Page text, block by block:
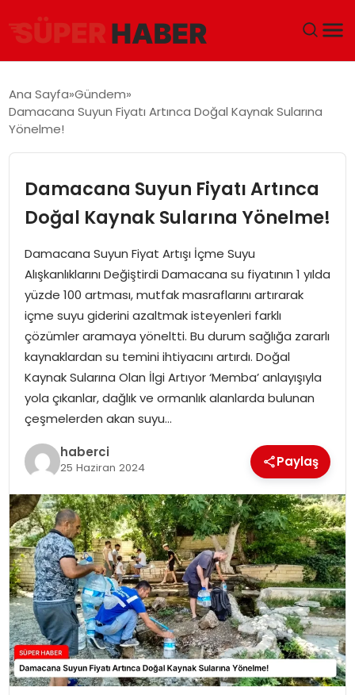
GÜNDEM
MAGAZIN
SAĞLIK
SIYASET
SPOR
TEKNOLOJI
YAŞAM
Ana Sayfa Gündem
Damacana Suyun Fiyatı Artınca Doğal Kaynak Sularına
Yönelme!
Damacana Suyun Fiyatı Artınca
Doğal Kaynak Sularına Yönelme!
Damacana Suyun Fiyat Artışı İçme Suyu
Alışkanlıklarını Değiştirdi Damacana su fiyatının 1 yılda
yüzde 100 artması, mutfak masraflarını artırarak
içme suyu giderini azaltmak isteyenleri farklı
çözümler aramaya yöneltti. Bu durum sağlığa zararlı
kaynaklardan su temini ihtiyacını artırdı. Doğal
Kaynak Sularına Olan İlgi Artıyor ‘Memba’ anlayışıyla
yola çıkanlar, dağlık ve ormanlık alanlarda bulunan
çeşmelerden akan suyu…
haberci
25 Haziran 2024 Paylaş